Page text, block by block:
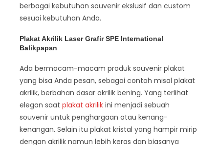
berbagai kebutuhan souvenir ekslusif dan custom
sesuai kebutuhan Anda.
Plakat Akrilik Laser Grafir SPE International
Balikpapan
Ada bermacam-macam produk souvenir plakat
yang bisa Anda pesan, sebagai contoh misal plakat
akrilik, berbahan dasar akrilik bening. Yang terlihat
elegan saat plakat akrilik ini menjadi sebuah
souvenir untuk penghargaan atau kenang-
kenangan. Selain itu plakat kristal yang hampir mirip
dengan akrilik namun lebih keras dan biasanya